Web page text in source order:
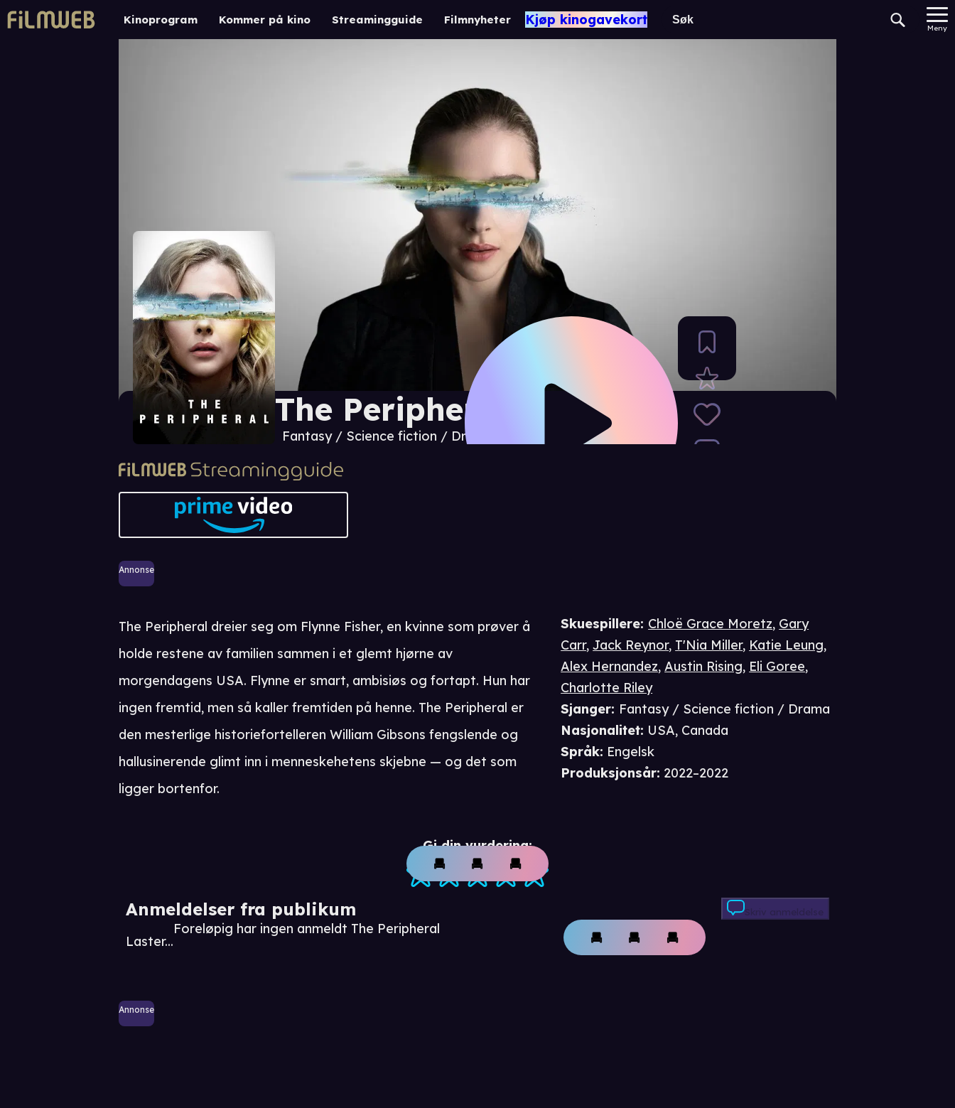
Kinoprogram Kommer på kino Streamingguide Filmnyheter Kjøp kinogavekort
Meny
The Peripheral
Fantasy / Science fiction / Drama
Annonse
Gi din vurdering:
Anmeldelser fra publikum
Laster...
Foreløpig har ingen anmeldt The Peripheral
Skriv anmeldelse
Annonse
Skuespillere: Chloë Grace Moretz, Gary
Carr,Jack Reynor, T'Nia Miller, Katie Leung,
Alex Hernandez,Austin Rising, Eli Goree,
Charlotte Riley
Sjanger: Fantasy / Science fiction / Drama
Nasjonalitet: USA, Canada
Språk: Engelsk
Produksjonsår: 2022–2022
The Peripheral dreier seg om Flynne Fisher, en kvinne som prøver å
holde restene av familien sammen i et glemt hjørne av
morgendagens USA. Flynne er smart, ambisiøs og fortapt. Hun har
ingen fremtid, men så kaller fremtiden på henne. The Peripheral er
den mesterlige historiefortelleren William Gibsons fengslende og
hallusinerende glimt inn i menneskehetens skjebne — og det som
ligger bortenfor.